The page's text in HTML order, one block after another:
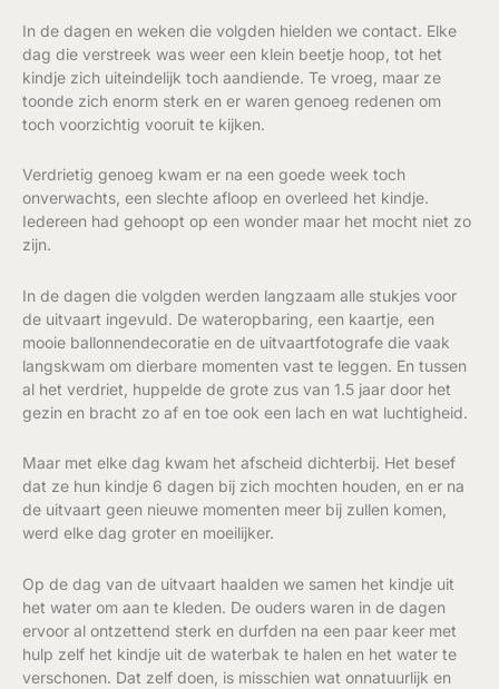
In de dagen en weken die volgden hielden we contact. Elke
dag die verstreek was weer een klein beetje hoop, tot het
kindje zich uiteindelijk toch aandiende. Te vroeg, maar ze
toonde zich enorm sterk en er waren genoeg redenen om
toch voorzichtig vooruit te kijken.
Verdrietig genoeg kwam er na een goede week toch
onverwachts, een slechte afloop en overleed het kindje.
Iedereen had gehoopt op een wonder maar het mocht niet zo
zijn.
In de dagen die volgden werden langzaam alle stukjes voor
de uitvaart ingevuld. De wateropbaring, een kaartje, een
mooie ballonnendecoratie en de uitvaartfotografe die vaak
langskwam om dierbare momenten vast te leggen. En tussen
al het verdriet, huppelde de grote zus van 1.5 jaar door het
gezin en bracht zo af en toe ook een lach en wat luchtigheid.
Maar met elke dag kwam het afscheid dichterbij. Het besef
dat ze hun kindje 6 dagen bij zich mochten houden, en er na
de uitvaart geen nieuwe momenten meer bij zullen komen,
werd elke dag groter en moeilijker.
Op de dag van de uitvaart haalden we samen het kindje uit
het water om aan te kleden. De ouders waren in de dagen
ervoor al ontzettend sterk en durfden na een paar keer met
hulp zelf het kindje uit de waterbak te halen en het water te
verschonen. Dat zelf doen, is misschien wat onnatuurlijk en